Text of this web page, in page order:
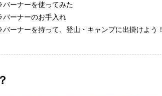
ーナーを使ってみた
バーナーのお手入れ
ーナーを持って、登山・キャンプに出掛けよう！